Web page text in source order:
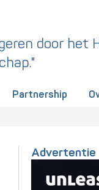
door het
Partnership
Advertentie